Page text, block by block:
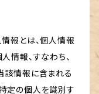
報とは、個人情報
情報、すなわち、
該情報に含まれる
定の個人を識別す